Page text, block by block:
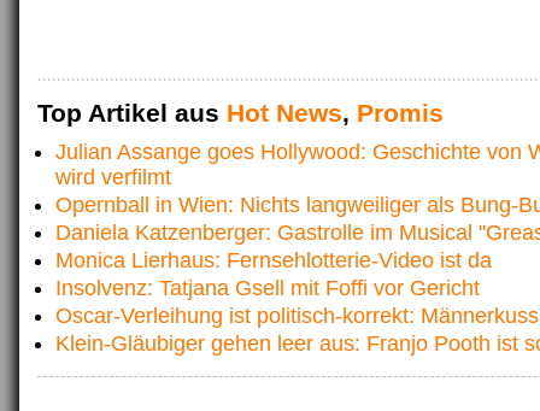
Top Artikel aus Hot News, Promis
Julian Assange goes Hollywood: Geschichte von
wird verfilmt
Opernball in Wien: Nichts langweiliger als Bung-
Daniela Katzenberger: Gastrolle im Musical
Monica Lierhaus: Fernsehlotterie-Video ist da
Insolvenz: Tatjana Gsell mit Foffi vor Gericht
Oscar-Verleihung ist politisch-korrekt:
Klein-Gläubiger gehen leer aus: Franjo Pooth ist